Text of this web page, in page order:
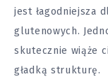
jest łagodniejsza
glutenowych.
skutecznie wiąże
gładką strukturę.